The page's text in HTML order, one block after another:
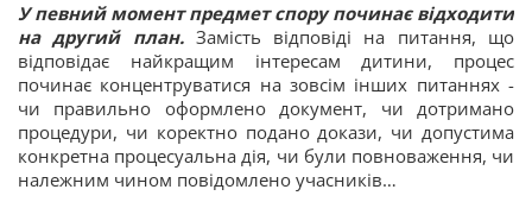
У певний момент предмет спору починає відходити
на другий план. Замість відповіді на питання, що
відповідає найкращим інтересам дитини, процес
починає концентруватися на зовсім інших питаннях -
чи правильно оформлено документ, чи дотримано
процедури, чи коректно подано докази, чи допустима
конкретна процесуальна дія, чи були повноваження, чи
належним чином повідомлено учасників…